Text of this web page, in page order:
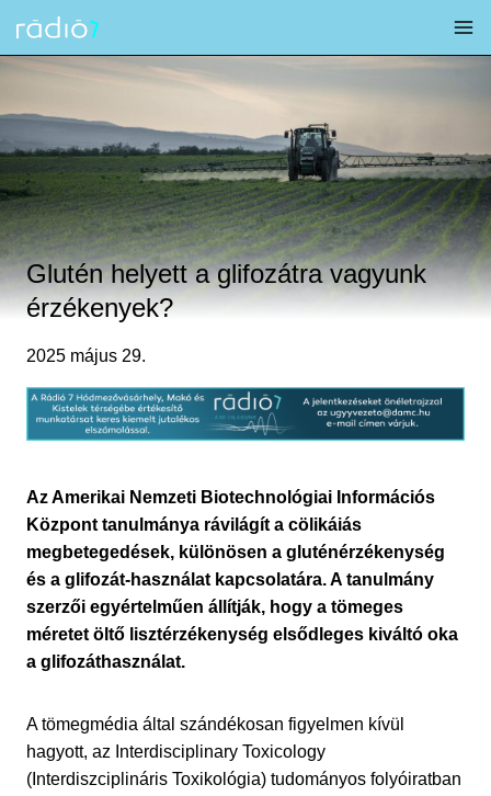
content
Glutén helyett a glifozátra vagyunk
érzékenyek?
2025 május 29.
Az Amerikai Nemzeti Biotechnológiai Információs
Központ tanulmánya rávilágít a cölikáiás
megbetegedések, különösen a gluténérzékenység
és a glifozát-használat kapcsolatára. A tanulmány
szerzői egyértelműen állítják, hogy a tömeges
méretet öltő lisztérzékenység elsődleges kiváltó oka
a glifozáthasználat.
A tömegmédia által szándékosan figyelmen kívül
hagyott, az Interdisciplinary Toxicology
(Interdiszciplináris Toxikológia) tudományos folyóiratban